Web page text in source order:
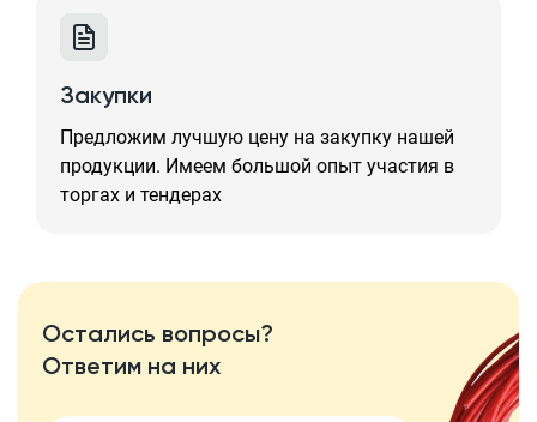
Закупки
Предложим лучшую цену на закупку нашей
продукции. Имеем большой опыт участия в
торгах и тендерах
Остались вопросы?
Ответим на них